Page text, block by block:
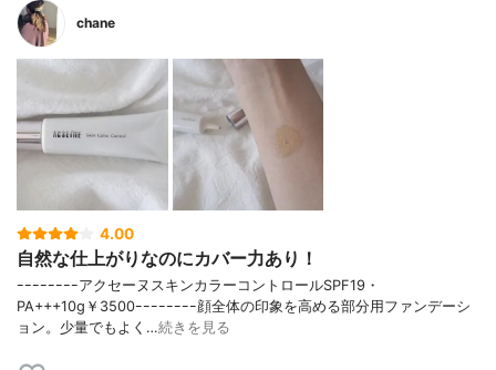
chane
4.00
自然な仕上がりなのにカバー力あり！
ｰｰｰｰｰｰｰｰアクセーヌスキンカラーコントロールSPF19・
PA+++10g￥3500ｰｰｰｰｰｰｰｰ顔全体の印象を高める部分用ファンデーシ
ョン。少量でもよく…続きを見る